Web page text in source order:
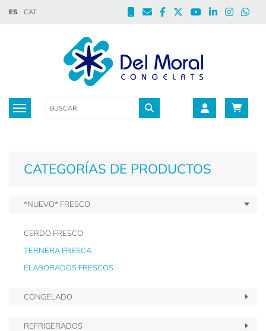
ES CAT
Toggle navigation
CATEGORÍAS DE PRODUCTOS
*NUEVO* FRESCO
CERDO FRESCO
TERNERA FRESCA
ELABORADOS FRESCOS
CONGELADO
REFRIGERADOS